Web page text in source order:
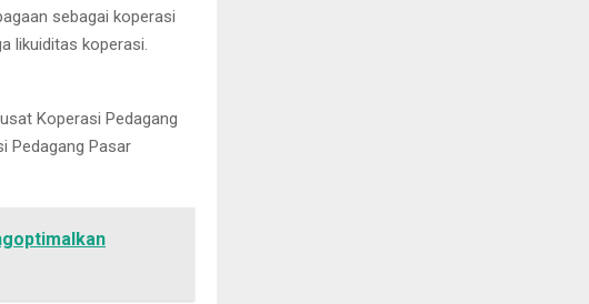
sebagai koperasi
likuiditas koperasi.
Koperasi Pedagang
Pedagang Pasar